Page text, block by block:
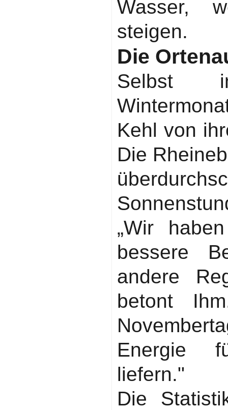
Wasser,
steigen.
Die
Selbst
Kehl von
Die
„Wir
bessere
andere
betont
Energie
liefern."
Die